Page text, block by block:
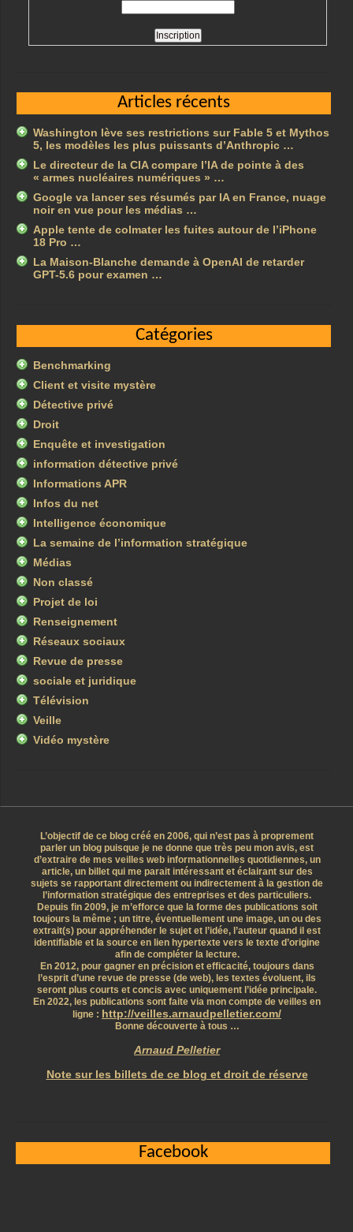
Articles récents
Washington lève ses restrictions sur Fable 5 et Mythos
5, les modèles les plus puissants d’Anthropic …
Le directeur de la CIA compare l’IA de pointe à des
« armes nucléaires numériques » …
Google va lancer ses résumés par IA en France, nuage
noir en vue pour les médias …
Apple tente de colmater les fuites autour de l’iPhone
18 Pro …
La Maison-Blanche demande à OpenAI de retarder
GPT-5.6 pour examen …
Catégories
Benchmarking
Client et visite mystère
Détective privé
Droit
Enquête et investigation
information détective privé
Informations APR
Infos du net
Intelligence économique
La semaine de l’information stratégique
Médias
Non classé
Projet de loi
Renseignement
Réseaux sociaux
Revue de presse
sociale et juridique
Télévision
Veille
Vidéo mystère
L’objectif de ce blog créé en 2006, qui n’est pas à proprement
parler un blog puisque je ne donne que très peu mon avis, est
d’extraire de mes veilles web informationnelles quotidiennes, un
article, un billet qui me parait intéressant et éclairant sur des
sujets se rapportant directement ou indirectement à la gestion de
l’information stratégique des entreprises et des particuliers.
Depuis fin 2009, je m’efforce que la forme des publications soit
toujours la même ; un titre, éventuellement une image, un ou des
extrait(s) pour appréhender le sujet et l’idée, l’auteur quand il est
identifiable et la source en lien hypertexte vers le texte d’origine
afin de compléter la lecture.
En 2012, pour gagner en précision et efficacité, toujours dans
l’esprit d’une revue de presse (de web), les textes évoluent, ils
seront plus courts et concis avec uniquement l’idée principale.
En 2022, les publications sont faite via mon compte de veilles en
ligne : http://veilles.arnaudpelletier.com/
Bonne découverte à tous …
Arnaud Pelletier
Note sur les billets de ce blog et droit de réserve
Facebook